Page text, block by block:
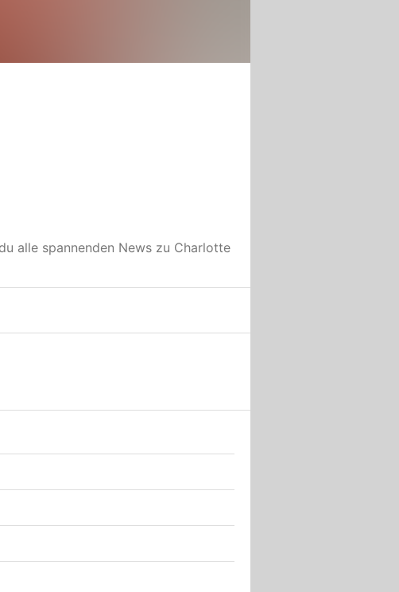
alle spannenden News zu Charlotte